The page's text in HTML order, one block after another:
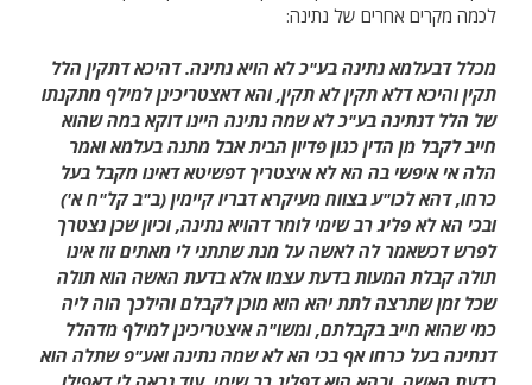
לכמה מקרים אחרים של נתינה:
מכלל דבעלמא נתינה בע"כ לא הויא נתינה. דהיכא דתקין הלל
תקין והיכא דלא תקין לא תקין, והא דאצטריכינן למילף מתקנתו
של הלל דנתינה בע"כ לא שמה נתינה היינו דוקא במה שהוא
חייב לקבל מן הדין כגון פדיון הבית אבל מתנה בעלמא ואמר
הלה אי איפשי בה הא לא איצטריך דפשיטא דאינו מקבל בעל
כרחו, דהא לכו"ע בצווח מעיקרא דבריו קיימין (ב"ב קל"ח א')
ובכי הא לא פליג רב שימי לומר דהויא נתינה, וכיון שכן נצטרך
לפרש דכשאמר לה לאשה על מנת שתתני לי מאתים זוז אינו
תולה קבלת המעות בדעת עצמו אלא בדעת האשה הוא תולה
שכל זמן שתרצה לתת יהא הוא מוכן לקבלם והילכך הוה ליה
כמי שהוא חייב בקבלתם, ומשו"ה איצטריכינן למילף מדהלל
דנתינה בעל כרחו אף בכי הא לא שמה נתינה ואע"פ שתלה הוא